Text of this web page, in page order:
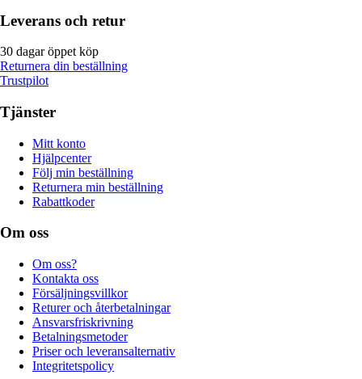
Leverans och retur
30 dagar öppet köp
Returnera din beställning
Trustpilot
Tjänster
Mitt konto
Hjälpcenter
Följ min beställning
Returnera min beställning
Rabattkoder
Om oss
Om oss?
Kontakta oss
Försäljningsvillkor
Returer och återbetalningar
Ansvarsfriskrivning
Betalningsmetoder
Priser och leveransalternativ
Integritetspolicy